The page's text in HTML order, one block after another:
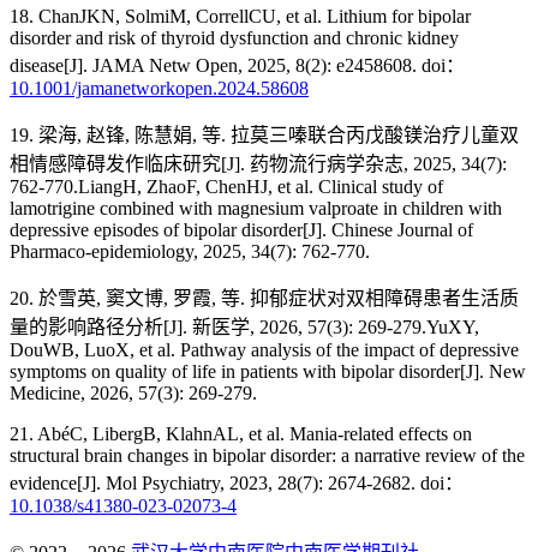
18. ChanJKN, SolmiM, CorrellCU, et al. Lithium for bipolar
disorder and risk of thyroid dysfunction and chronic kidney
disease[J]. JAMA Netw Open, 2025, 8(2): e2458608. doi：
10.1001/jamanetworkopen.2024.58608
19. 梁海, 赵锋, 陈慧娟, 等. 拉莫三嗪联合丙戊酸镁治疗儿童双
相情感障碍发作临床研究[J]. 药物流行病学杂志, 2025, 34(7):
762-770.LiangH, ZhaoF, ChenHJ, et al. Clinical study of
lamotrigine combined with magnesium valproate in children with
depressive episodes of bipolar disorder[J]. Chinese Journal of
Pharmaco-epidemiology, 2025, 34(7): 762-770.
20. 於雪英, 窦文博, 罗霞, 等. 抑郁症状对双相障碍患者生活质
量的影响路径分析[J]. 新医学, 2026, 57(3): 269-279.YuXY,
DouWB, LuoX, et al. Pathway analysis of the impact of depressive
symptoms on quality of life in patients with bipolar disorder[J]. New
Medicine, 2026, 57(3): 269-279.
21. AbéC, LibergB, KlahnAL, et al. Mania-related effects on
structural brain changes in bipolar disorder: a narrative review of the
evidence[J]. Mol Psychiatry, 2023, 28(7): 2674-2682. doi：
10.1038/s41380-023-02073-4